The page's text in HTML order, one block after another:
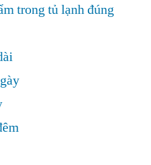
trong tủ lạnh đúng